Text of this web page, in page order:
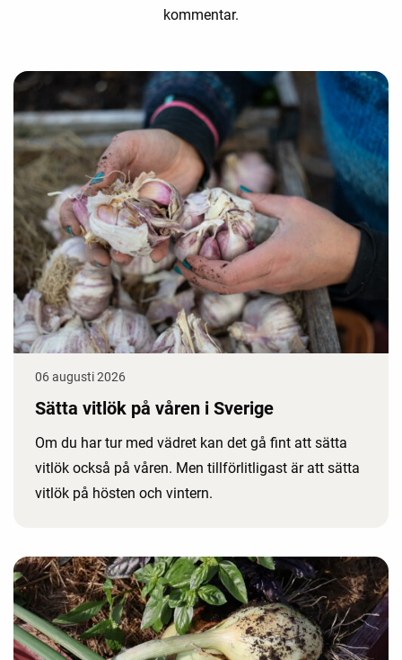
kommentar.
06 augusti 2026
Sätta vitlök på våren i Sverige
Om du har tur med vädret kan det gå fint att sätta
vitlök också på våren. Men tillförlitligast är att sätta
vitlök på hösten och vintern.